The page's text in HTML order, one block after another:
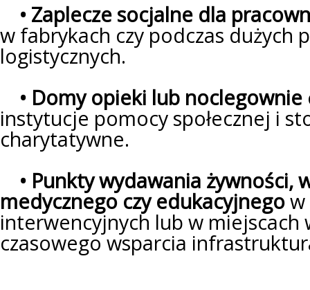
• Zaplecze socjalne dla
w fabrykach czy podczas dużych
logistycznych.
• Domy opieki lub noclegownie
instytucje pomocy społecznej i
charytatywne.
• Punkty wydawania żywności,
medycznego czy edukacyjnegow
interwencyjnych lub w miejscach
czasowego wsparcia